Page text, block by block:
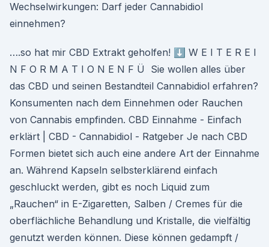
Wechselwirkungen: Darf jeder Cannabidiol
einnehmen?
….so hat mir CBD Extrakt geholfen! ⬇️ W E I T E R E I
N F O R M A T I O N E N F Ü Sie wollen alles über
das CBD und seinen Bestandteil Cannabidiol erfahren?
Konsumenten nach dem Einnehmen oder Rauchen
von Cannabis empfinden. CBD Einnahme - Einfach
erklärt | CBD - Cannabidiol - Ratgeber Je nach CBD
Formen bietet sich auch eine andere Art der Einnahme
an. Während Kapseln selbsterklärend einfach
geschluckt werden, gibt es noch Liquid zum
„Rauchen“ in E-Zigaretten, Salben / Cremes für die
oberflächliche Behandlung und Kristalle, die vielfältig
genutzt werden können. Diese können gedampft /